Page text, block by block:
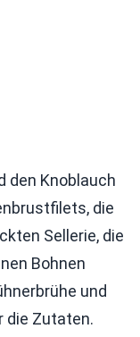
den Knoblauch
die
Sellerie, die
Bohnen
und
die Zutaten.